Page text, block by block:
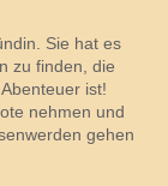
Sie hat es
zu finden, die
ist!
nehmen und
gehen